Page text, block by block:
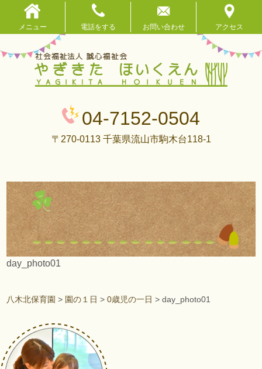
04-7152-0504
〒270-0113 千葉県流山市駒木台118-1
day_photo01
八木北保育園 > 園の１日 >0歳児の一日 >day_photo01
メニュー 電話をする お問い合わせ アクセス